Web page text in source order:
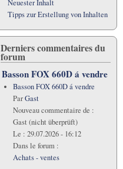
Neuester Inhalt
Tipps zur Erstellung von Inhalten
Derniers commentaires du
forum
Basson FOX 660D á vendre
Basson FOX 660D á vendre
ParGast
Nouveau commentaire de :
Gast (nicht überprüft)
Le : 29.07.2026 - 16:12
Dans le forum :
Achats - ventes